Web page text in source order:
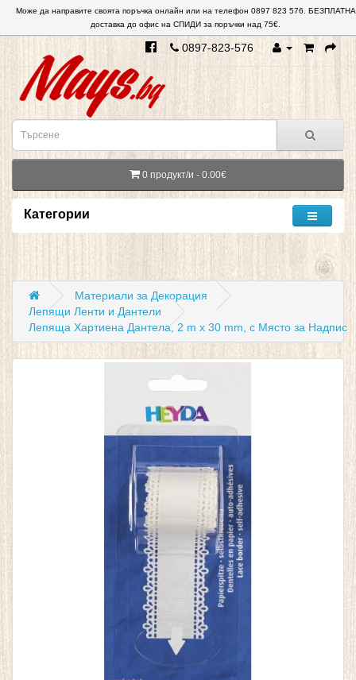
Може да направите своята поръчка онлайн или на телефон 0897 823 576. БЕЗПЛАТНА
доставка до офис на СПИДИ за поръчки над 75€.
0897-823-576
0 продукт/и - 0.00€
Категории
Материали за Декорация
Лепящи Ленти и Дантели
Лепяща Хартиена Дантела, 2 m x 30 mm, с Място за Надпис